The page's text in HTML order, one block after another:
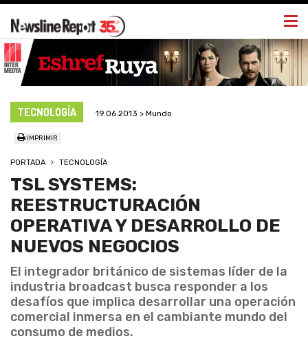
TECNOLOGÍA 19.06.2013 > Mundo
IMPRIMIR
PORTADA TECNOLOGÍA
TSL SYSTEMS:
REESTRUCTURACIÓN
OPERATIVA Y DESARROLLO DE
NUEVOS NEGOCIOS
El integrador británico de sistemas líder de la
industria broadcast busca responder a los
desafíos que implica desarrollar una operación
comercial inmersa en el cambiante mundo del
consumo de medios.